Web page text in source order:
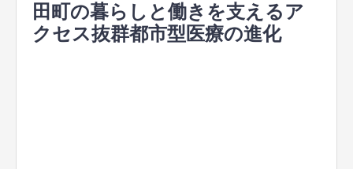
田町の暮らしと働きを支えるア
クセス抜群都市型医療の進化